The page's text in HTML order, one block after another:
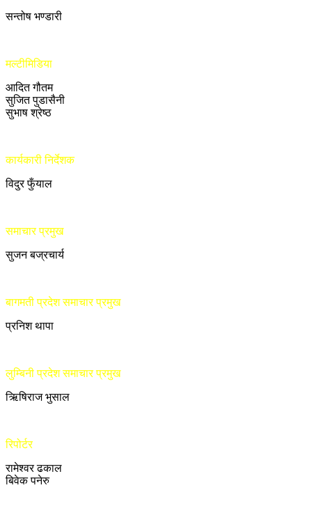
सन्तोष भण्डारी
मल्टीमिडिया
आदित गौतम
सुजित पुडासैनी
सुभाष श्रेष्ठ
कार्यकारी निर्देशक
विदुर फुँयाल
समाचार प्रमुख
सुजन बज्रचार्य
बागमती प्रदेश समाचार प्रमुख
प्रनिश थापा
लुम्बिनी प्रदेश समाचार प्रमुख
ऋिषिराज भुसाल
रिपोर्टर
रामेश्वर ढकाल
बिवेक पनेरु